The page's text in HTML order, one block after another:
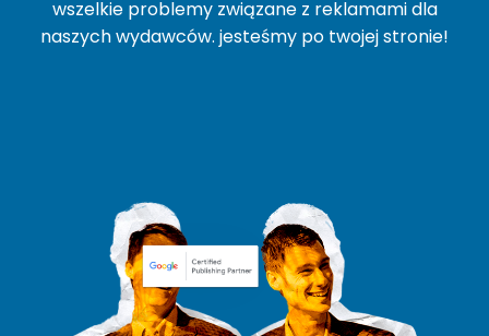
wszelkie problemy związane z reklamami dla
naszych wydawców. jesteśmy po twojej stronie!